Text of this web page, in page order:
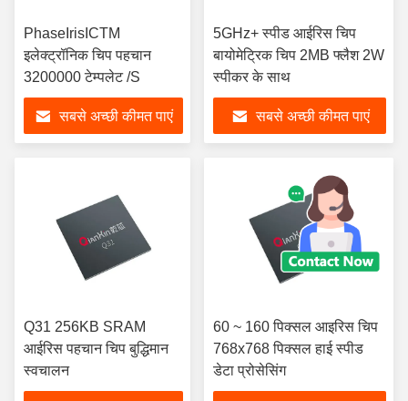
PhaseIrisICTM
इलेक्ट्रॉनिक चिप पहचान
3200000 टेम्पलेट /S
सबसे अच्छी कीमत पाएं
5GHz+ स्पीड आईरिस चिप
बायोमेट्रिक चिप 2MB फ्लैश 2W
स्पीकर के साथ
सबसे अच्छी कीमत पाएं
Q31 256KB SRAM
आईरिस पहचान चिप बुद्धिमान
स्वचालन
60 ~ 160 पिक्सल आइरिस चिप
768x768 पिक्सल हाई स्पीड
डेटा प्रोसेसिंग